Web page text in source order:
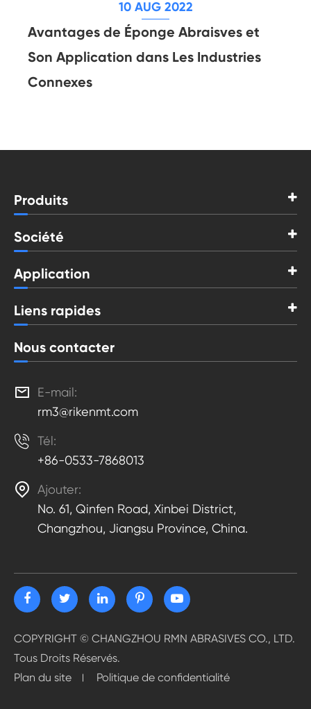
10 AUG 2022
Avantages de Éponge Abraisves et
Son Application dans Les Industries
Connexes
Produits
Société
Application
Liens rapides
Nous contacter

E-mail:
rm3@rikenmt.com
 Tél:
+86-0533-7868013
 Ajouter:
No. 61, Qinfen Road, Xinbei District,
Changzhou, Jiangsu Province, China.
COPYRIGHT © CHANGZHOU RMN ABRASIVES CO., LTD.
Tous Droits Réservés.
Plan du site
Politique de confidentialité